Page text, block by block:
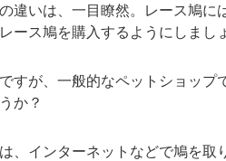
違いは、一目瞭然。レース鳩
ース鳩を購入するようにしまし
すが、一般的なペットショッ
か？
、インターネットなどで鳩を